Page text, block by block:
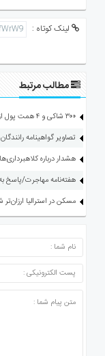
لینک کوتاه :
مطالب مرتبط
۳۰۰ شاکی و ۴ همت پول از دست رفته؛ کلاهبرداری و پولشویی در قالب شرکت مهاجرتی
تصاویر گواهینامه
هشدار درباره
هفته‌نامه مهاجرت/پاسخ به
مسکن در استرالیا
ارسال دیدگاه